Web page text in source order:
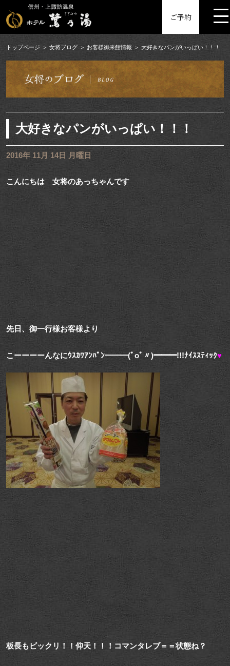
ご予約
トップページ 女将ブログ お客様御来館情報 大好きなパンがいっぱい！！！
大好きなパンがいっぱい！！！
2016年 11月 14日 月曜日
こんにちは 女将のあっちゃんです
先日、御一行様お客様より
こーーーーんなにｳｽｶﾜｱﾝﾊﾟﾝ━━━(ﾟoﾟ〃)━━━!!!ﾅｲｽｽﾃｨｯｸ♥
板長もビックリ！！仰天！！！コマンタレブ＝＝状態ね？